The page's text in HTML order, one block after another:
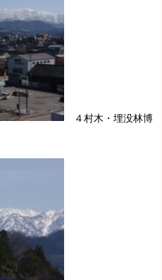
４村木・埋没林博